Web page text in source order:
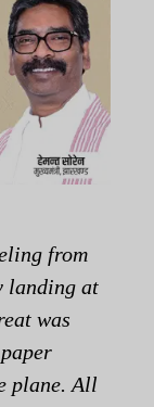
from
landing at
was
plane. All